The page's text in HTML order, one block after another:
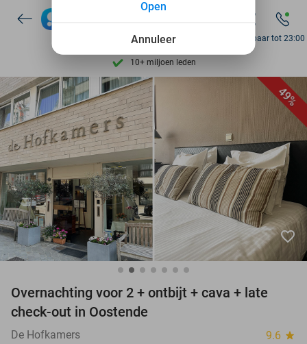
7 dagen per week beschikbaar
10+ miljoen leden
9,4 op basis van
Ontdek 15.000+ deals
7 dagen per week beschikbaar
10+ miljoen leden
Bereikbaar tot 23:00
49%
favorite_border
Overnachting voor 2 + ontbijt + cava + late
check-out in Oostende
De Hofkamers 9.6 star
Annuleer
Open